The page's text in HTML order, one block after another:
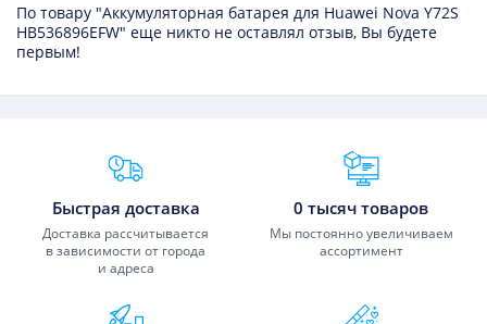
По товару "Аккумуляторная батарея для Huawei Nova Y72S
HB536896EFW" еще никто не оставлял отзыв, Вы будете
первым!
Преимущества Fixmobile
Быстрая доставка
Доставка рассчитывается
в зависимости от города
и адреса
0 тысяч товаров
Мы постоянно увеличиваем
ассортимент